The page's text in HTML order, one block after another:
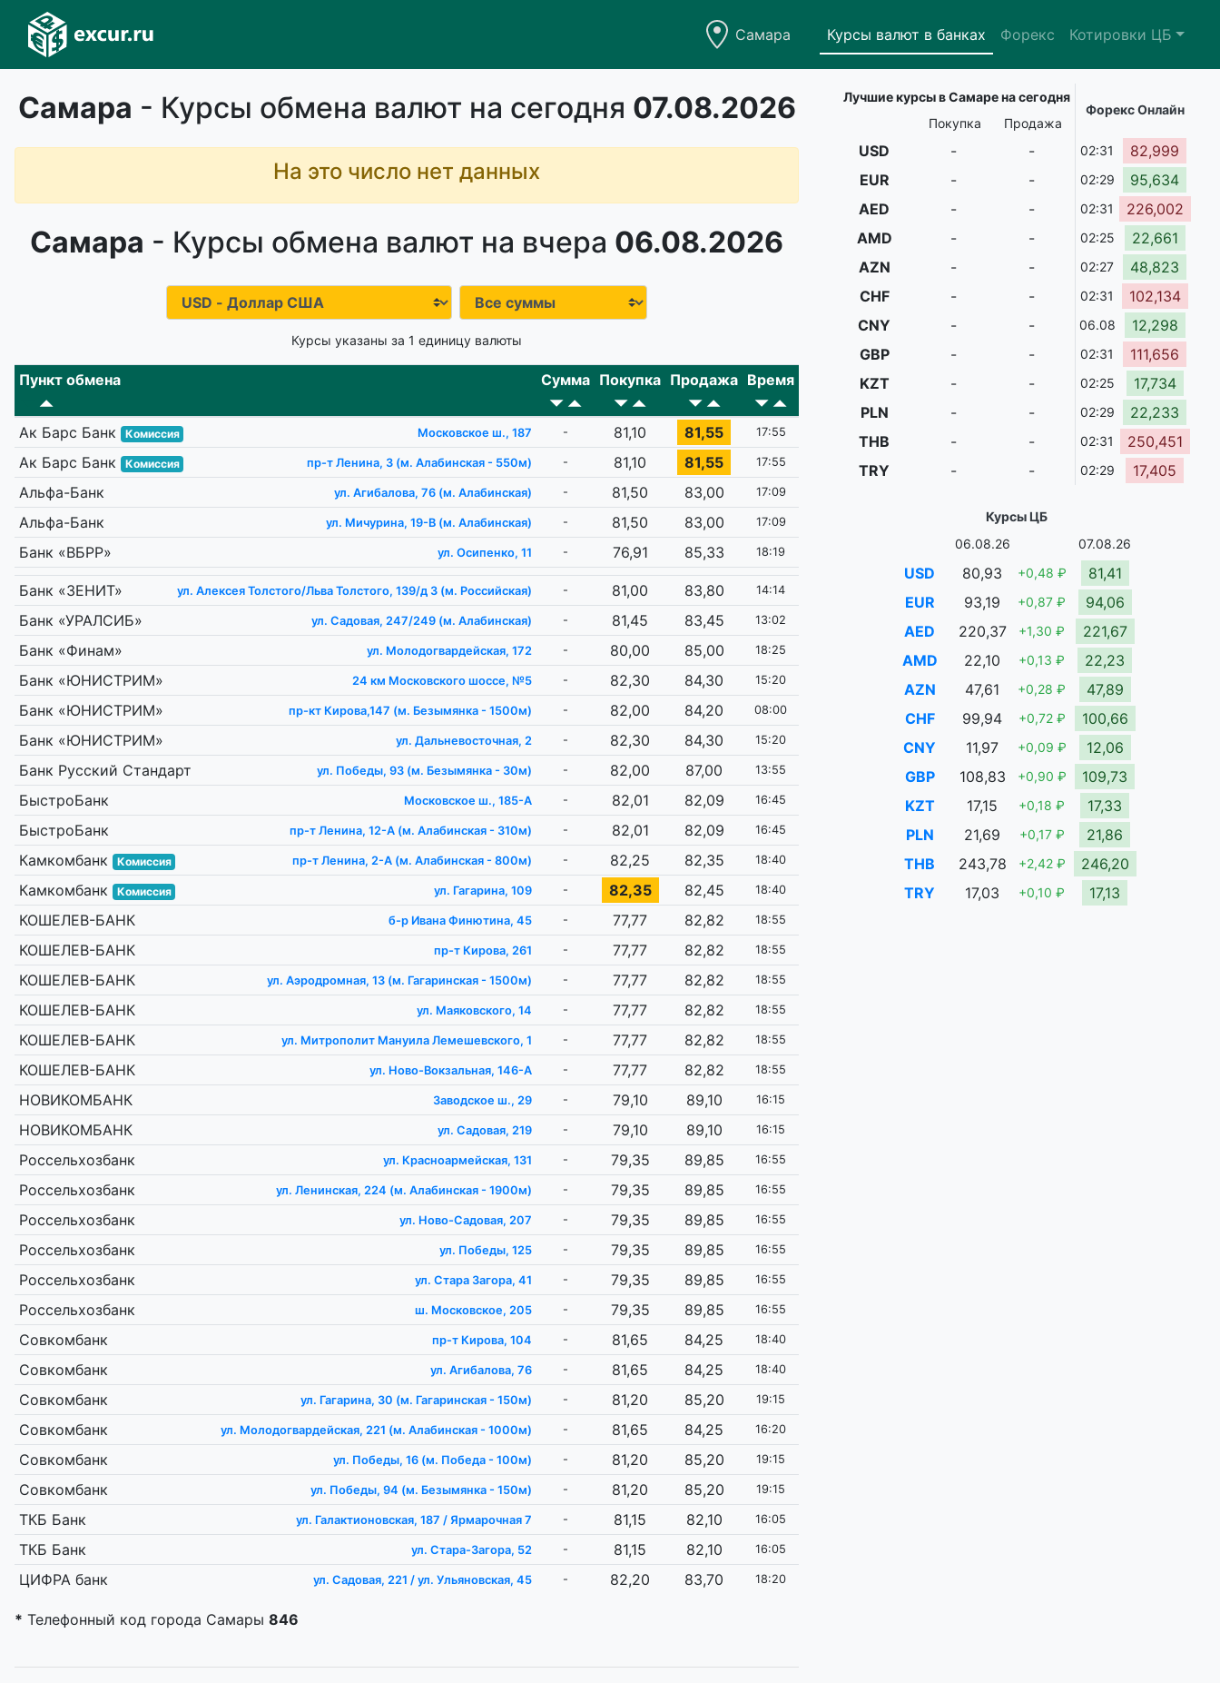
Самара Курсы валют в банках Форекс Котировки ЦБ
Самара - Курсы обмена валют на сегодня 07.08.2026
На это число нет данных
Самара - Курсы обмена валют на вчера 06.08.2026
Курсы указаны за 1 единицу валюты
Пункт обмена Сумма Покупка Продажа Время
Ак Барс Банк Комиссия Московское ш., 187 - 81,10 81,55 17:55
Ак Барс Банк Комиссия пр-т Ленина, 3 (м. Алабинская - 550м) - 81,10 81,55 17:55
Альфа-Банк ул. Агибалова, 76 (м. Алабинская) - 81,50 83,00 17:09
Альфа-Банк ул. Мичурина, 19-В (м. Алабинская) - 81,50 83,00 17:09
Банк «ВБРР» ул. Осипенко, 11 - 76,91 85,33 18:19
Банк «ЗЕНИТ» ул. Алексея Толстого/Льва Толстого, 139/д 3 (м. Российская) - 81,00 83,80 14:14
Банк «УРАЛСИБ» ул. Садовая, 247/249 (м. Алабинская) - 81,45 83,45 13:02
Банк «Финам» ул. Молодогвардейская, 172 - 80,00 85,00 18:25
Банк «ЮНИСТРИМ» 24 км Московского шоссе, №5 - 82,30 84,30 15:20
Банк «ЮНИСТРИМ» пр-кт Кирова,147 (м. Безымянка - 1500м) - 82,00 84,20 08:00
Банк «ЮНИСТРИМ» ул. Дальневосточная, 2 - 82,30 84,30 15:20
Банк Русский Стандарт ул. Победы, 93 (м. ​Безымянка - 30м) - 82,00 87,00 13:55
БыстроБанк Московское ш., 185-А - 82,01 82,09 16:45
БыстроБанк пр-т Ленина, 12-А (м. Алабинская - 310м) - 82,01 82,09 16:45
Камкомбанк Комиссия пр-т Ленина, 2-А (м. Алабинская - 800м) - 82,25 82,35 18:40
Камкомбанк Комиссия ул. Гагарина, 109 - 82,35 82,45 18:40
КОШЕЛЕВ-БАНК б-р Ивана Финютина, 45 - 77,77 82,82 18:55
КОШЕЛЕВ-БАНК пр-т Кирова, 261 - 77,77 82,82 18:55
КОШЕЛЕВ-БАНК ул. Аэродромная, 13 (м. ​Гагаринская - 1500м) - 77,77 82,82 18:55
КОШЕЛЕВ-БАНК ул. Маяковского, 14 - 77,77 82,82 18:55
КОШЕЛЕВ-БАНК ул. Митрополит Мануила Лемешевского, 1 - 77,77 82,82 18:55
КОШЕЛЕВ-БАНК ул. Ново-Вокзальная, 146-А - 77,77 82,82 18:55
НОВИКОМБАНК Заводское ш., 29 - 79,10 89,10 16:15
НОВИКОМБАНК ул. Садовая, 219 - 79,10 89,10 16:15
Россельхозбанк ул. Красноармейская, 131 - 79,35 89,85 16:55
Россельхозбанк ул. Ленинская, 224 (м. Алабинская - 1900м) - 79,35 89,85 16:55
Россельхозбанк ул. Ново-Садовая, 207 - 79,35 89,85 16:55
Россельхозбанк ул. Победы, 125 - 79,35 89,85 16:55
Россельхозбанк ул. Стара Загора, 41 - 79,35 89,85 16:55
Россельхозбанк ш. Московское, 205 - 79,35 89,85 16:55
Совкомбанк пр-т Кирова, 104 - 81,65 84,25 18:40
Совкомбанк ул. Агибалова, 76 - 81,65 84,25 18:40
Совкомбанк ул. Гагарина, 30 (м. Гагаринская - 150м) - 81,20 85,20 19:15
Совкомбанк ул. Молодогвардейская, 221 (м. Алабинская - 1000м) - 81,65 84,25 16:20
Совкомбанк ул. Победы, 16 (м. Победа - 100м) - 81,20 85,20 19:15
Совкомбанк ул. Победы, 94 (м. Безымянка - 150м) - 81,20 85,20 19:15
ТКБ Банк ул. Галактионовская, 187 / Ярмарочная 7 - 81,15 82,10 16:05
ТКБ Банк ул. Стара-Загора, 52 - 81,15 82,10 16:05
ЦИФРА банк ул. Садовая, 221 / ул. Ульяновская, 45 - 82,20 83,70 18:20
* Телефонный код города Самары 846
Лучшие курсы в Самаре на сегодня
Форекс Онлайн
Покупка
Продажа
USD - - 02:31
82,999
EUR
- - 02:29
95,634
AED
- - 02:31
226,002
AMD
- - 02:25
22,661
AZN
- - 02:27
48,823
CHF
- - 02:31
102,134
CNY
- - 06.08
12,298
GBP
- - 02:31
111,656
KZT
- - 02:25
17,734
PLN
- - 02:29
22,233
THB
- - 02:31
250,451
TRY
- - 02:29 17,405
Курсы ЦБ
06.08.26
07.08.26
USD 80,93 +0,48 ₽
81,41
EUR
93,19 +0,87 ₽
94,06
AED
220,37 +1,30 ₽
221,67
AMD
22,10 +0,13 ₽
22,23
AZN
47,61 +0,28 ₽
47,89
CHF
99,94 +0,72 ₽
100,66
CNY
11,97 +0,09 ₽
12,06
GBP
108,83 +0,90 ₽
109,73
KZT
17,15 +0,18 ₽
17,33
PLN
21,69 +0,17 ₽
21,86
THB
243,78 +2,42 ₽
246,20
TRY
17,03 +0,10 ₽ 17,13